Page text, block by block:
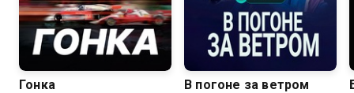
Гонка В погоне за ветром